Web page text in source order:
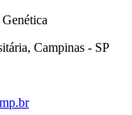
Campinas - SP